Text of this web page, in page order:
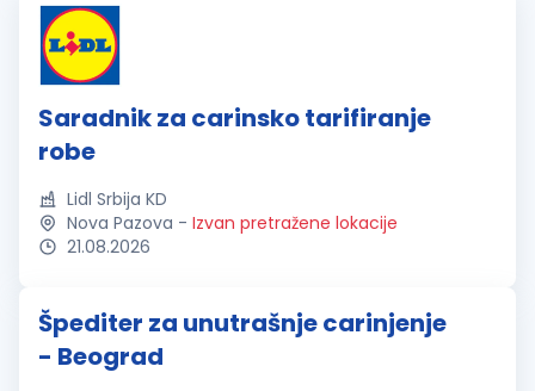
Saradnik za carinsko tarifiranje
robe
Lidl Srbija KD
Nova Pazova - Izvan pretražene lokacije
21.08.2026
Špediter za unutrašnje carinjenje
- Beograd